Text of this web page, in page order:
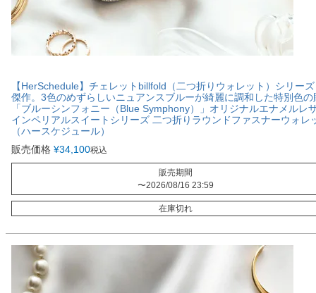
【HerSchedule】チェレットbillfold（二つ折りウォレット）シリー
傑作。3色のめずらしいニュアンスブルーが綺麗に調和した特別色の
「ブルーシンフォニー（Blue Symphony）」オリジナルエナメルレ
インペリアルスイートシリーズ 二つ折りラウンドファスナーウォレ
（ハースケジュール）
販売価格 ¥34,100税込
販売期間
〜2026/08/16 23:59
在庫切れ